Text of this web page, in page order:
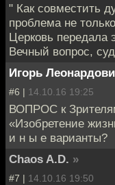
" Как совместить
проблема не
Церковь передала
Вечный вопрос,
Игорь
#6 | 14.10.16 19:25
ВОПРОС к
«Изобретение
и н ы е варианты?
Chaos A.D. »
#7 | 14.10.16 19:50